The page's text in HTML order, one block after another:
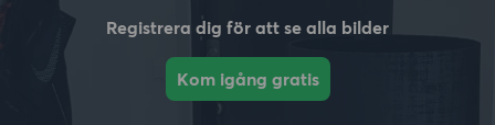
Registrera dig för att se alla bilder
Kom igång gratis